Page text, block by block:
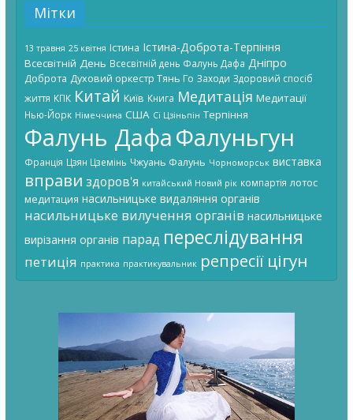
Мітки
13 травня 25 квітня Істина Істина-Доброта-Терпіння
Всесвітній День Всесвітній день Фалунь Дафа Дніпро
Доброта Духовий оркестр Тянь Го Заходи Здоровий спосіб
життя КПК Китай Київ Книга Медитація Медитації
Нью-Йорк Німеччина США Сі Цзіньпін Терпіння
Фалунь ДафаФалуньгун
Франція Цзян Цземінь Чжуань Фалунь Чорноморськ виставка
вправи здоров'я китайський Новий рік компартія лотос
медитация насильницьке видаляння органів
насильницьке вилучення органів насильницьке
вирізання органів парад переслідування
петиція практика практикувальник репресії цігун